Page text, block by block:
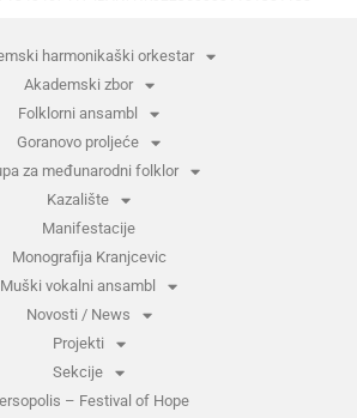
harmonikaški orkestar
Akademski zbor
Folklorni ansambl
Goranovo proljeće
za međunarodni folklor
Kazalište
Manifestacije
Monografija Kranjcevic
Muški vokalni ansambl
Novosti / News
Projekti
Sekcije
– Festival of Hope